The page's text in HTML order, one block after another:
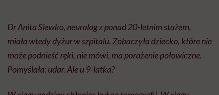
Teraz, pół roku później, lekarze wiedzą, że podjęli dobrą
decyzję. Chłopiec, któremu podali lek off-label, wrócił do
zdrowia. Nie ma deficytu neurologicznego, chodzi, mówi,
porusza rękami. Mama zareagowała wzorcowo. Lekarze –